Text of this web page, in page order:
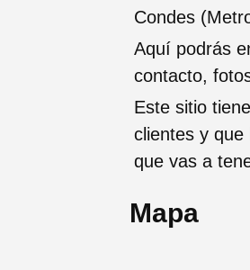
Condes
Aquí podrás
contacto,
Este sitio
clientes y
que vas a
Mapa